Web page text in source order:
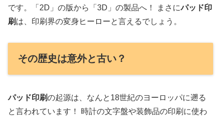
です。「2D」の版から「3D」の製品へ！ まさにパッド印
刷 は、印刷界の変身ヒーローと言えるでしょう。
その歴史は意外と古い？
パッド印刷の起源は、なんと18世紀のヨーロッパに遡る
と言われています！ 時計の文字盤や装飾品の印刷に使わ